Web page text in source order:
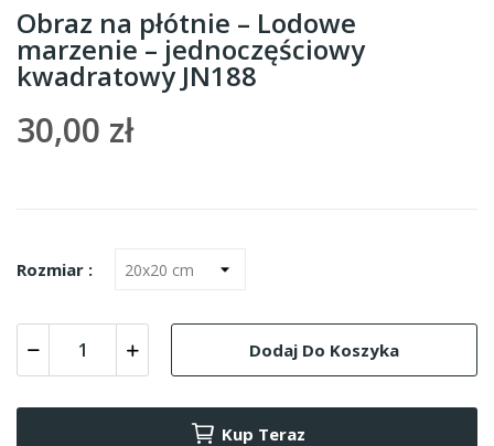
Obraz na płótnie – Lodowe
marzenie – jednoczęściowy
kwadratowy JN188
30,00 zł
Rozmiar :
Dodaj Do Koszyka
Kup Teraz